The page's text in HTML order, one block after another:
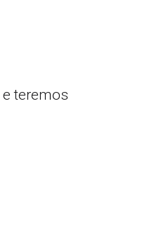
e teremos